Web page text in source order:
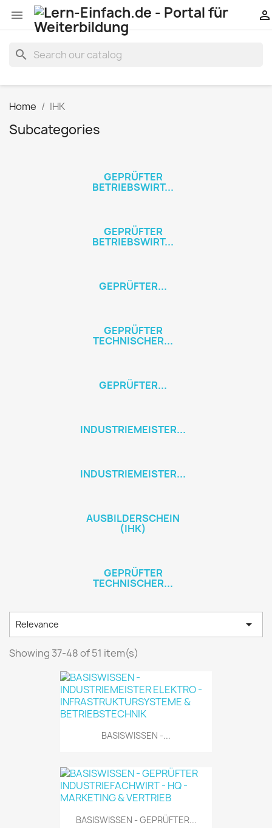
 
search
Home IHK
Subcategories
GEPRÜFTER
BETRIEBSWIRT...
GEPRÜFTER
BETRIEBSWIRT...
GEPRÜFTER...
GEPRÜFTER
TECHNISCHER...
GEPRÜFTER...
INDUSTRIEMEISTER...
INDUSTRIEMEISTER...
AUSBILDERSCHEIN
(IHK)
GEPRÜFTER
TECHNISCHER...
Relevance 
Showing 37-48 of 51 item(s)
BASISWISSEN -...
BASISWISSEN - GEPRÜFTER...